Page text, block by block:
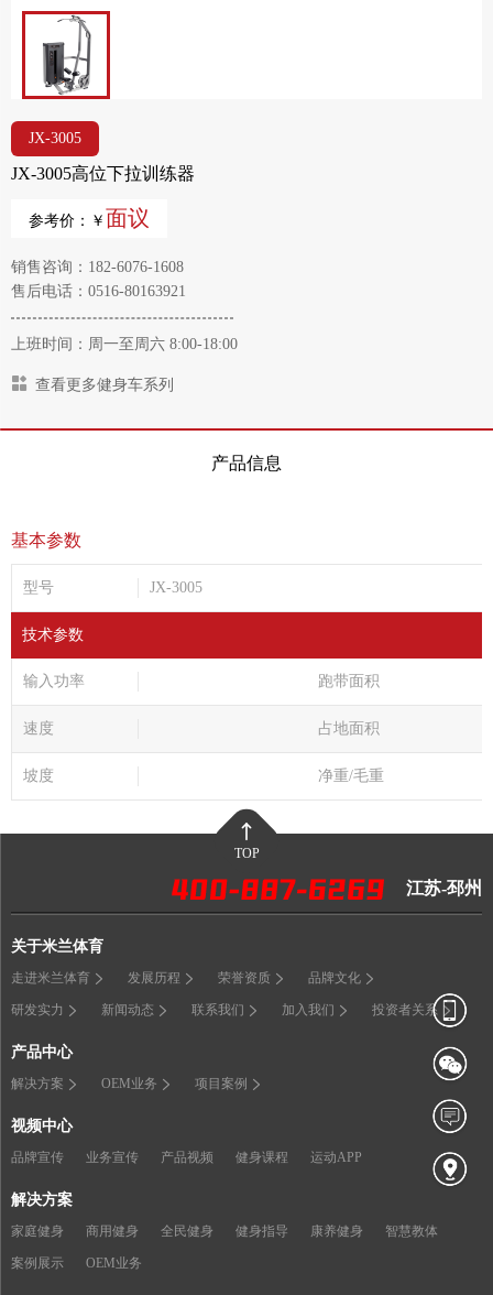
JX-3005
JX-3005高位下拉训练器
参考价：￥ 面议
销售咨询：182-6076-1608
售后电话：0516-80163921
上班时间：周一至周六 8:00-18:00
查看更多健身车系列
产品信息
基本参数
型号 JX-3005
技术参数
输入功率 跑带面积
速度 占地面积
坡度 净重/毛重
TOP
江苏-邳州
关于米兰体育
走进米兰体育 发展历程 荣誉资质 品牌文化
研发实力 新闻动态 联系我们 加入我们 投资者关系
产品中心
解决方案 OEM业务 项目案例
视频中心
品牌宣传 业务宣传 产品视频 健身课程 运动APP
解决方案
家庭健身 商用健身 全民健身 健身指导 康养健身 智慧教体
案例展示 OEM业务